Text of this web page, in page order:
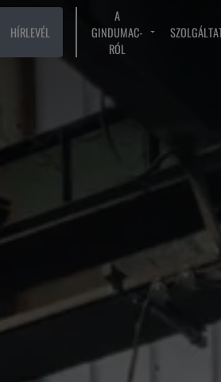
HÍRLEVÉL
A
GINDUMAC-
RÓL